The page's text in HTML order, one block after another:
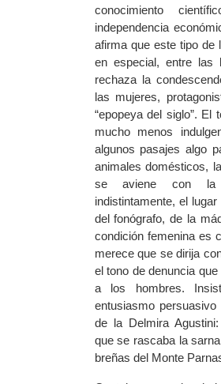
conocimiento
independencia
afirma que este tipo de
en especial, entre las
rechaza la
las mujeres,
“epopeya del siglo”. El
mucho menos
algunos pasajes algo
animales domésticos,
se aviene con la
indistintamente, el
del fonógrafo, de la
condición femenina es
merece que se dirija
el tono de denuncia
a los hombres.
entusiasmo
de la Delmira
que se rascaba la
breñas del Monte